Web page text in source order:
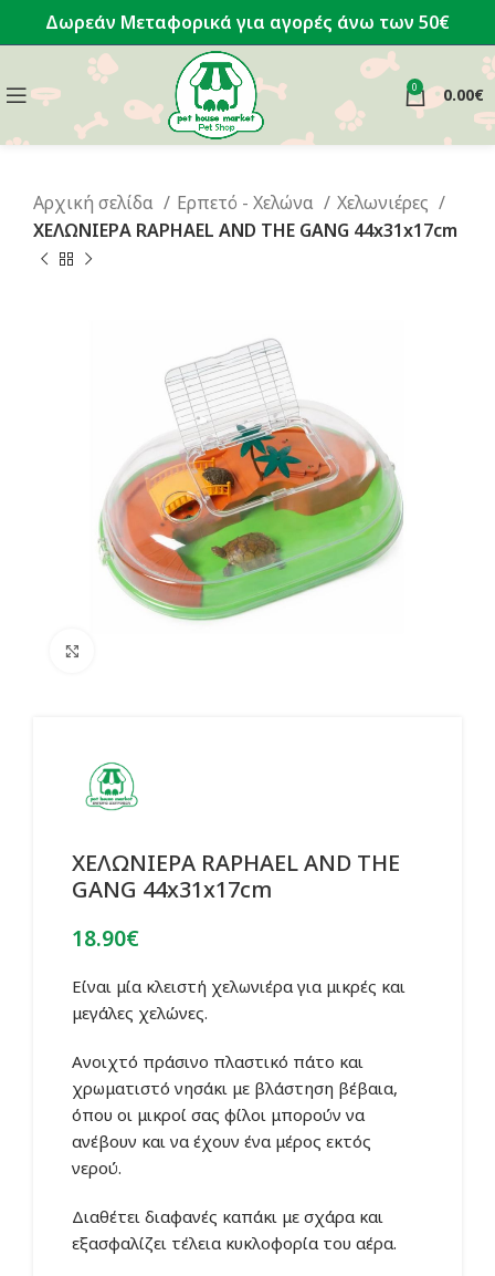
Δωρεάν Μεταφορικά για αγορές άνω των 50€
0 0.00€
Αρχική σελίδα Ερπετό - Χελώνα
Χελωνιέρες
ΧΕΛΩΝΙΕΡΑ RAPHAEL AND THE GANG 44x31x17cm
ΧΕΛΩΝΙΕΡΑ RAPHAEL AND THE
GANG 44x31x17cm
18.90€
Είναι μία κλειστή χελωνιέρα για μικρές και
μεγάλες χελώνες.
Ανοιχτό πράσινο πλαστικό πάτο και
χρωματιστό νησάκι με βλάστηση βέβαια,
όπου οι μικροί σας φίλοι μπορούν να
ανέβουν και να έχουν ένα μέρος εκτός
νερού.
Διαθέτει διαφανές καπάκι με σχάρα και
εξασφαλίζει τέλεια κυκλοφορία του αέρα.